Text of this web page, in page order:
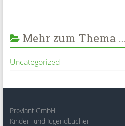
Mehr zum Thema …
Uncategorized
Proviant GmbH
Kinder- und Jugendbücher